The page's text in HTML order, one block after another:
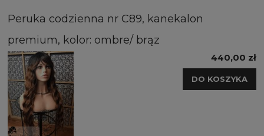
Peruka codzienna nr C89, kanekalon
premium, kolor: ombre/ brąz
440,00 zł
DO KOSZYKA